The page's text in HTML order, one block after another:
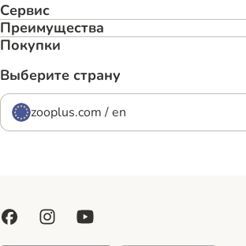
Сервис
Преимуществa
Покупки
Выберите страну
zooplus.com / en